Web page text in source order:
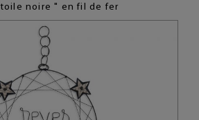
noire " en fil de fer